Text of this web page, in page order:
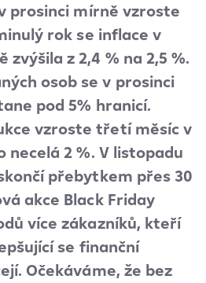
prosinci mírně vzroste
rok se inflace v
z 2,4 % na 2,5 %.
osob se v prosinci
pod 5% hranicí.
vzroste třetí měsíc v
necelá 2 %. V listopadu
přebytkem přes 30
akce Black Friday
více zákazníků, kteří
se finanční
Očekáváme, že bez